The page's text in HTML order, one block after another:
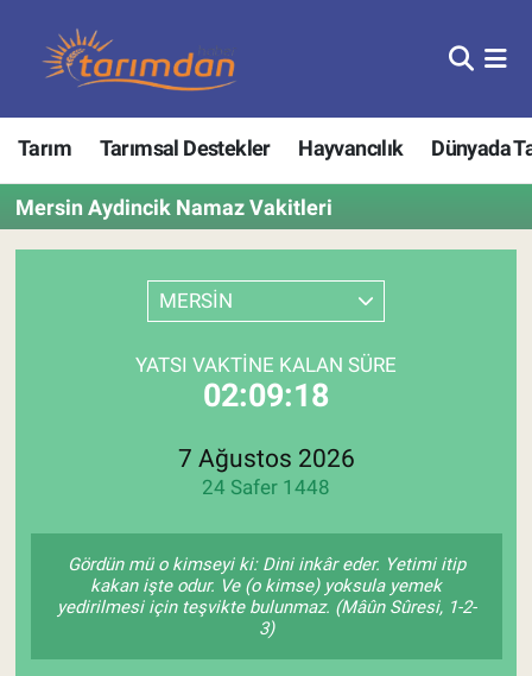
Tarım Tarımsal Destekler Hayvancılık Dünyada
Mersin Aydincik Namaz Vakitleri
MERSİN
YATSI VAKTINE KALAN SÜRE
02:09:18
7 Ağustos 2026
24 Safer 1448
Gördün mü o kimseyi ki: Dini inkâr eder. Yetimi itip
kakan işte odur. Ve (o kimse) yoksula yemek
yedirilmesi için teşvikte bulunmaz. (Mâûn Sûresi, 1-2-
3)
Tarım
Hayvancılık
Gıda
Tarım Bakanlığı
Pankobirlik
Nöbetçi Eczaneler
Hava Durumu
Trafik Durumu
Son Dakika Haberleri